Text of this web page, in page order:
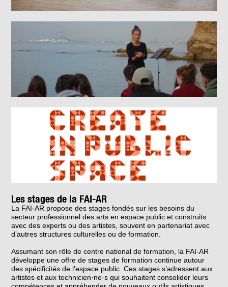
Les stages de la FAI-AR
La FAI-AR propose des stages fondés sur les besoins du
secteur professionnel des arts en espace public et construits
avec des experts ou des artistes, souvent en partenariat avec
d’autres structures culturelles ou de formation.
Assumant son rôle de centre national de formation, la FAI-AR
développe une offre de stages de formation continue autour
des spécificités de l’espace public. Ces stages s’adressent aux
artistes et aux technicien·ne·s qui souhaitent consolider leurs